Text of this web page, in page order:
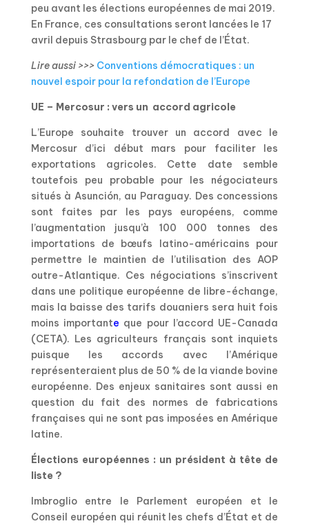
peu avant les élections européennes de mai 2019.
En France, ces consultations seront lancées le 17
avril depuis Strasbourg par le chef de l’État.
Lire aussi >>> Conventions démocratiques : un
nouvel espoir pour la refondation de l’Europe
UE – Mercosur : vers un accord agricole
L’Europe souhaite trouver un accord avec le
Mercosur d’ici début mars pour faciliter les
exportations agricoles. Cette date semble
toutefois peu probable pour les négociateurs
situés à Asunción, au Paraguay. Des concessions
sont faites par les pays européens, comme
l’augmentation jusqu’à 100 000 tonnes des
importations de bœufs latino-américains pour
permettre le maintien de l’utilisation des AOP
outre-Atlantique. Ces négociations s’inscrivent
dans une politique européenne de libre-échange,
mais la baisse des tarifs douaniers sera huit fois
moins importante que pour l’accord UE-Canada
(CETA). Les agriculteurs français sont inquiets
puisque les accords avec l’Amérique
représenteraient plus de 50 % de la viande bovine
européenne. Des enjeux sanitaires sont aussi en
question du fait des normes de fabrications
françaises qui ne sont pas imposées en Amérique
latine.
Élections européennes : un président à tête de
liste ?
Imbroglio entre le Parlement européen et le
Conseil européen qui réunit les chefs d’État et de